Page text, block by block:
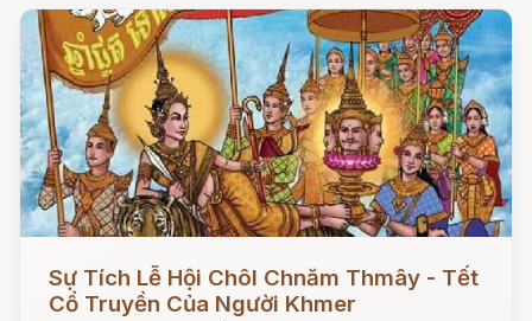
Sự Tích Lễ Hội Chôl Chnăm Thmây - Tết
Cổ Truyền Của Người Khmer